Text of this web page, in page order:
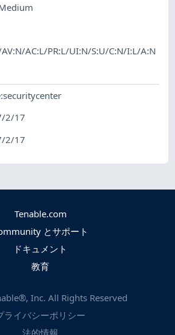
AV:N/AC:L/PR:L/UI:N/S:U/C:N/I:L/A:N
2/17
2/17
Tenable.com
とサポート
ドキュメント
教育
Inc. All Rights Reserved
ライバシーポリシー